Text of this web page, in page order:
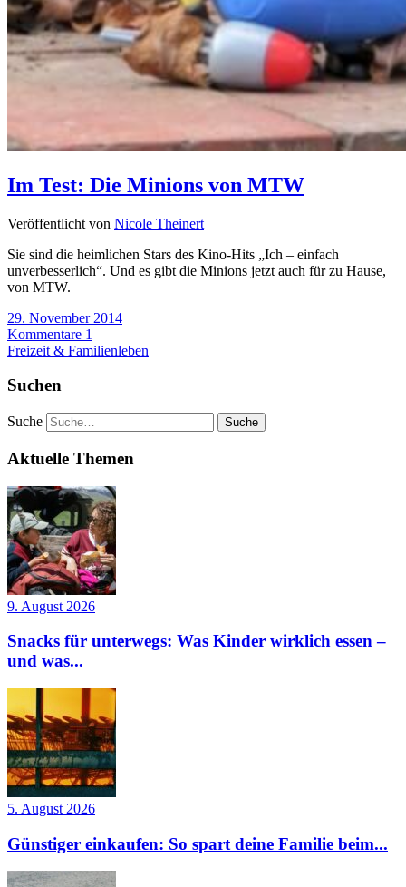
Im Test: Die Minions von MTW
Veröffentlicht von Nicole Theinert
Sie sind die heimlichen Stars des Kino-Hits „Ich – einfach
unverbesserlich“. Und es gibt die Minions jetzt auch für zu Hause,
von MTW.
29. November 2014
Kommentare 1
Freizeit & Familienleben
Suchen
Suche
Aktuelle Themen
9. August 2026
Snacks für unterwegs: Was Kinder wirklich essen –
und was...
5. August 2026
Günstiger einkaufen: So spart deine Familie beim...